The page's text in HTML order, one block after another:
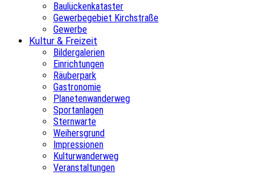
Baulückenkataster
Gewerbegebiet Kirchstraße
Gewerbe
Kultur & Freizeit
Bildergalerien
Einrichtungen
Räuberpark
Gastronomie
Planetenwanderweg
Sportanlagen
Sternwarte
Weihersgrund
Impressionen
Kulturwanderweg
Veranstaltungen